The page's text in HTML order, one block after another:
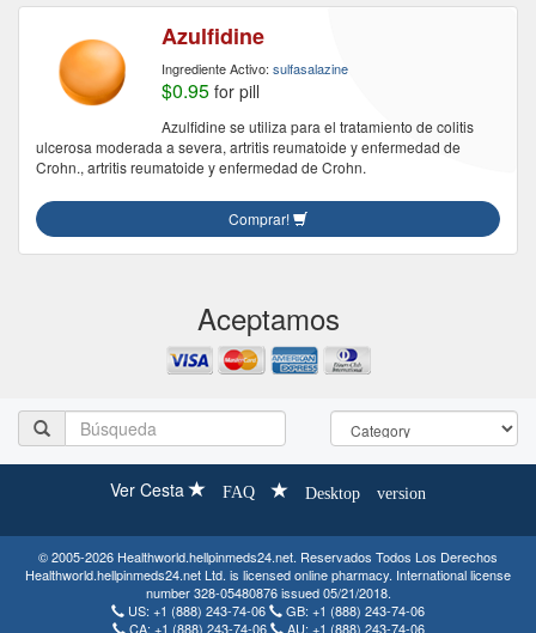
Azulfidine
Ingrediente Activo: sulfasalazine
$0.95 for pill
Azulfidine se utiliza para el tratamiento de colitis
ulcerosa moderada a severa, artritis reumatoide y enfermedad de
Crohn., artritis reumatoide y enfermedad de Crohn.
Comprar!
Aceptamos
Ver Cesta FAQ Desktop version
© 2005-2026 Healthworld.hellpinmeds24.net. Reservados Todos Los Derechos
Healthworld.hellpinmeds24.net Ltd. is licensed online pharmacy. International license
number 328-05480876 issued 05/21/2018.
US: +1 (888) 243-74-06 GB: +1 (888) 243-74-06
CA: +1 (888) 243-74-06 AU: +1 (888) 243-74-06